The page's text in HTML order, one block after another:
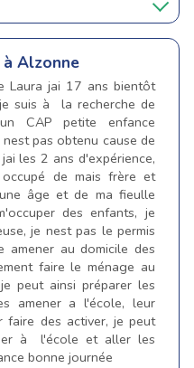
Alzonne
Laura jai 17 ans bientôt
suis à la recherche de
CAP petite enfance
pas obtenu cause de
les 2 ans d'expérience,
de mais frère et
âge et de ma fieulle
des enfants, je
je nest pas le permis
amener au domicile des
faire le ménage au
peut ainsi préparer les
amener a l'école, leur
faire des activer, je peut
à l'école et aller les
bonne journée